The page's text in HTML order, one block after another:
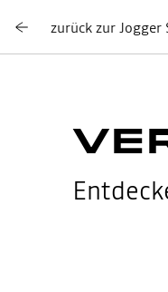
zurück zur Jogger